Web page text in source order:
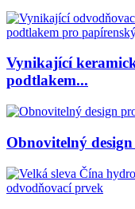
Vynikající
podtlakem...
Obnovitelný